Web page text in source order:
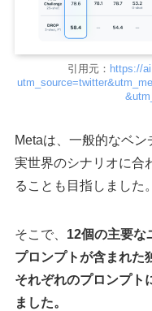
引用元： https://
Metaは、一般的なベ
実世界のシナリオに合
ることも目指しました。
そこで、 12個の主要な
プロンプトが含まれた
それぞれのプロンプト
ました。